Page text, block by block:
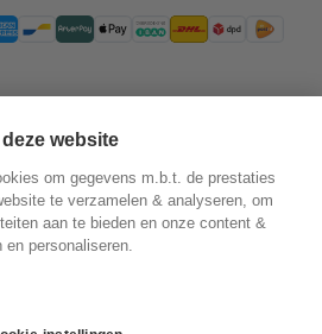
website
om gegevens m.b.t. de prestaties
te verzamelen & analyseren, om
aan te bieden en onze content &
en personaliseren.